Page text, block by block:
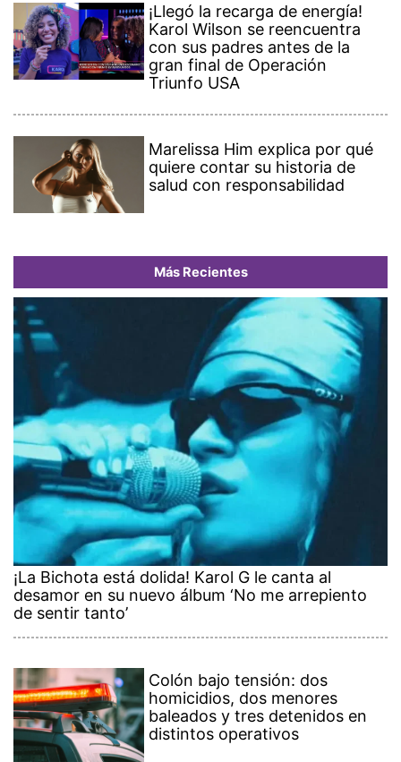
¡Llegó la recarga de energía!
Karol Wilson se reencuentra
con sus padres antes de la
gran final de Operación
Triunfo USA
Marelissa Him explica por qué
quiere contar su historia de
salud con responsabilidad
Más Recientes
¡La Bichota está dolida! Karol G le canta al
desamor en su nuevo álbum ‘No me arrepiento
de sentir tanto’
Colón bajo tensión: dos
homicidios, dos menores
baleados y tres detenidos en
distintos operativos